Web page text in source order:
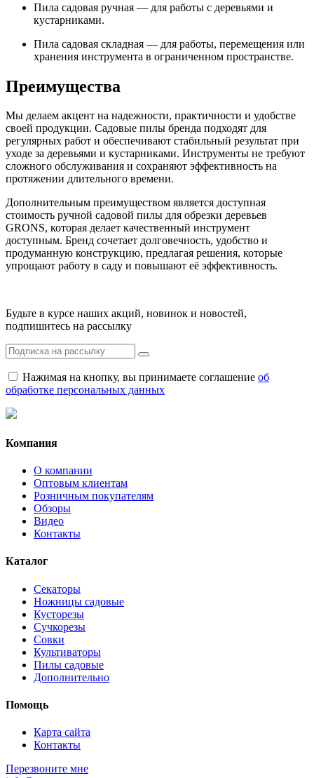
Пила садовая ручная — для работы с деревьями и
кустарниками.
Пила садовая складная — для работы, перемещения или
хранения инструмента в ограниченном пространстве.
Преимущества
Мы делаем акцент на надежности, практичности и удобстве
своей продукции. Садовые пилы бренда подходят для
регулярных работ и обеспечивают стабильный результат при
уходе за деревьями и кустарниками. Инструменты не требуют
сложного обслуживания и сохраняют эффективность на
протяжении длительного времени.
Дополнительным преимуществом является доступная
стоимость ручной садовой пилы для обрезки деревьев
GRONS, которая делает качественный инструмент
доступным. Бренд сочетает долговечность, удобство и
продуманную конструкцию, предлагая решения, которые
упрощают работу в саду и повышают её эффективность.
Будьте в курсе наших акций, новинок и новостей,
подпишитесь на рассылку
Нажимая на кнопку, вы принимаете соглашение об
обработке персональных данных
Компания
О компании
Оптовым клиентам
Розничным покупателям
Обзоры
Видео
Контакты
Каталог
Секаторы
Ножницы садовые
Кусторезы
Сучкорезы
Совки
Культиваторы
Пилы садовые
Дополнительно
Помощь
Карта сайта
Контакты
Перезвоните мне